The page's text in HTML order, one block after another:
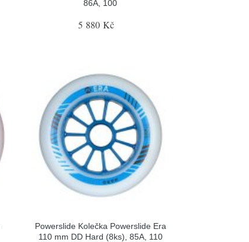
86A, 100
5 880 Kč
Powerslide Kolečka Powerslide Era
110 mm DD Hard (8ks), 85A, 110